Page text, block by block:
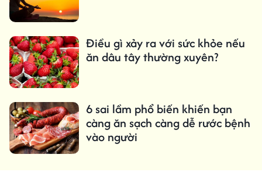
Điều gì xảy ra với sức khỏe nếu
ăn dâu tây thường xuyên?
6 sai lầm phổ biến khiến bạn
càng ăn sạch càng dễ rước bệnh
vào người